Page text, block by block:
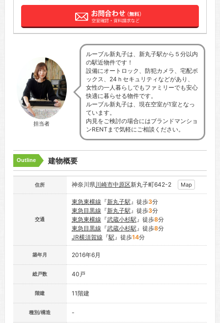
担当者
ルーブル新丸子は、新丸子駅から５分以内
の駅近物件です！
設備にオートロック、防犯カメラ、宅配ボ
ックス、24ｈセキュリティなどがあり、
女性の一人暮らしでもファミリーでも安心
快適に暮らせる物件です。
ルーブル新丸子は、現在空室が1室となっ
ています。
内見をご検討の場合にはブランドマンショ
ンRENTまで気軽にご相談ください。
Outline 建物概要
住所 神奈川県川崎市中原区新丸子町642-2 Map
交通
東急東横線 『新丸子駅』徒歩3分
東急目黒線 『新丸子駅』徒歩3分
東急東横線 『武蔵小杉駅』徒歩8分
東急目黒線 『武蔵小杉駅』徒歩8分
JR横須賀線 『駅』徒歩14分
築年月 2016年6月
総戸数 40戸
階建 11階建
種別/構造 -